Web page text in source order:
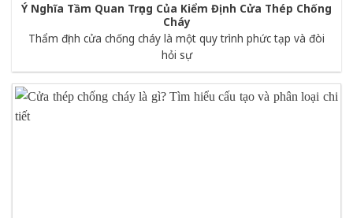
Ý Nghĩa Tầm Quan Trọng Của Kiểm Định Cửa Thép Chống
Cháy
Thẩm định cửa chống cháy là một quy trình phức tạp và đòi
hỏi sự